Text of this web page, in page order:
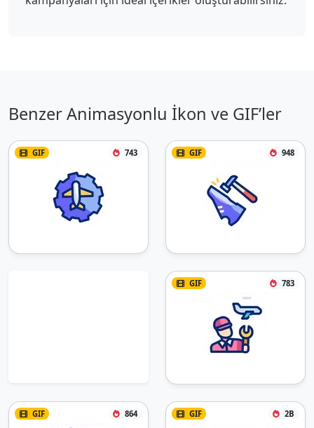
Benzer Animasyonlu İkon ve GIF’ler
GIF 743 GIF 948
GIF 783
GIF 864 GIF 2B